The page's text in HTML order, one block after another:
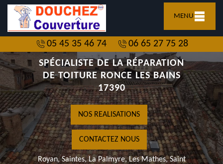
MENU
05 45 35 46 74
06 65 27 75 28
SPÉCIALISTE DE LA RÉPARATION
DE TOITURE RONCE LES BAINS
17390
NOS REALISATIONS
CONTACTEZ NOUS
Royan, Saintes, La Palmyre, Les Mathes, Saint